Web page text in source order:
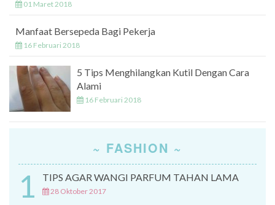
01 Maret 2018
Manfaat Bersepeda Bagi Pekerja
16 Februari 2018
5 Tips Menghilangkan Kutil Dengan Cara
Alami
16 Februari 2018
~ FASHION ~
1 TIPS AGAR WANGI PARFUM TAHAN LAMA
28 Oktober 2017